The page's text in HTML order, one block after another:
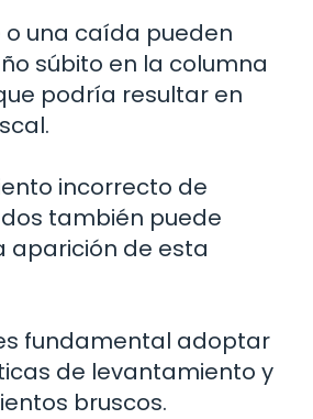
o una caída pueden
súbito en la columna
podría resultar en
incorrecto de
también puede
aparición de esta
fundamental adoptar
de levantamiento y
bruscos.